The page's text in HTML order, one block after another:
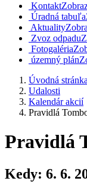
Kontakt
Úradná tabuľa
Aktuality
Zvoz odpadu
Fotogaléria
územný plán
Úvodná stránka
Udalosti
Kalendár akcií
Pravidlá
Pravidlá
Kedy: 6. 6.